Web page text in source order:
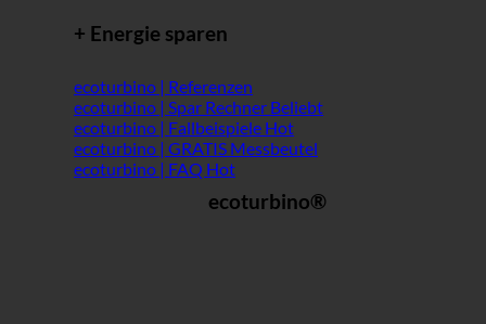
+ Energie sparen
ecoturbino | Referenzen
ecoturbino | Spar Rechner
ecoturbino | Fallbeispiele
ecoturbino | GRATIS Messbeutel
ecoturbino | FAQ
ecoturbino®